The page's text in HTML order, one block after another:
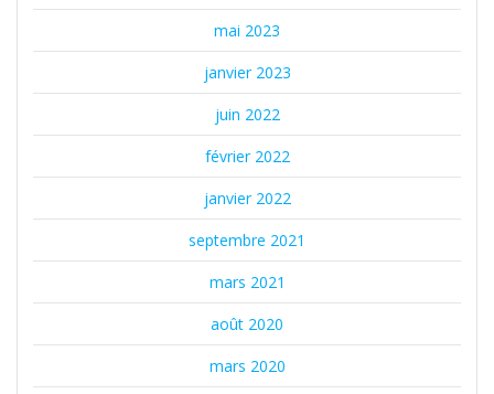
mai 2023
janvier 2023
juin 2022
février 2022
janvier 2022
septembre 2021
mars 2021
août 2020
mars 2020